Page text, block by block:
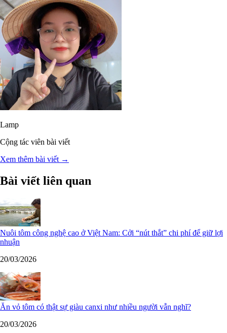
Lamp
Cộng tác viên bài viết
Xem thêm bài viết →
Bài viết liên quan
Nuôi tôm công nghệ cao ở Việt Nam: Cởi “nút thắt” chi phí để giữ lợi
nhuận
20/03/2026
Ăn vỏ tôm có thật sự giàu canxi như nhiều người vẫn nghĩ?
20/03/2026